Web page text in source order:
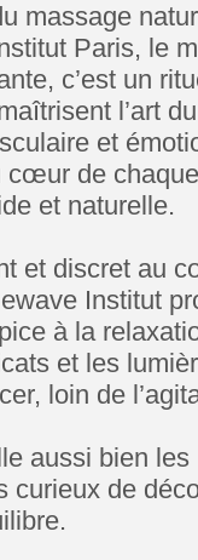
massage
Paris, le
c’est un
l’art
et
cœur de
et naturelle.
et discret au
Institut
à la
et les
loin de
aussi bien
curieux de